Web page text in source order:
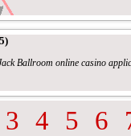
Ballroom online casino
3 4 5 6